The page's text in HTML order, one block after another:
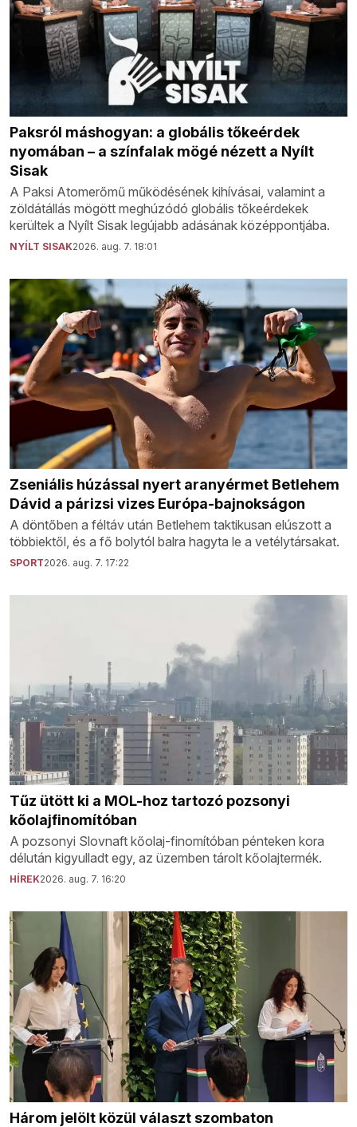
Paksról máshogyan: a globális tőkeérdek
nyomában – a színfalak mögé nézett a Nyílt
Sisak
A Paksi Atomerőmű működésének kihívásai, valamint a
zöldátállás mögött meghúzódó globális tőkeérdekek
kerültek a Nyílt Sisak legújabb adásának középpontjába.
NYÍLT SISAK2026. aug. 7. 18:01
Zseniális húzással nyert aranyérmet Betlehem
Dávid a párizsi vizes Európa-bajnokságon
A döntőben a féltáv után Betlehem taktikusan elúszott a
többiektől, és a fő bolytól balra hagyta le a vetélytársakat.
SPORT2026. aug. 7. 17:22
Tűz ütött ki a MOL-hoz tartozó pozsonyi
kőolajfinomítóban
A pozsonyi Slovnaft kőolaj-finomítóban pénteken kora
délután kigyulladt egy, az üzemben tárolt kőolajtermék.
HÍREK2026. aug. 7. 16:20
Három jelölt közül választ szombaton